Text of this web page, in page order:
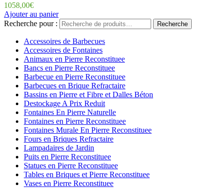
1058,00€
Ajouter au panier
Recherche pour :
Recherche
Accessoires de Barbecues
Accessoires de Fontaines
Animaux en Pierre Reconstituee
Bancs en Pierre Reconstituee
Barbecue en Pierre Reconstituee
Barbecues en Brique Refractaire
Bassins en Pierre et Fibre et Dalles Béton
Destockage A Prix Reduit
Fontaines En Pierre Naturelle
Fontaines en Pierre Reconstituee
Fontaines Murale En Pierre Reconstituee
Fours en Briques Refractaire
Lampadaires de Jardin
Puits en Pierre Reconstituee
Statues en Pierre Reconstituee
Tables en Briques et Pierre Reconstituee
Vases en Pierre Reconstituee